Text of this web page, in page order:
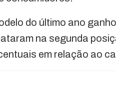
do último ano
na segunda
em relação ao